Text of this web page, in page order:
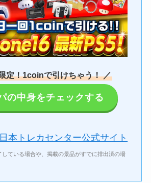
定！1coinで引けちゃう！ ／
の中身をチェックする
本トレカセンター公式サイト
ている場合や、掲載の景品がすでに排出済の場